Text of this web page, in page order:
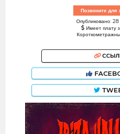
Позвоните для
Опубликовано:
Имеет плату